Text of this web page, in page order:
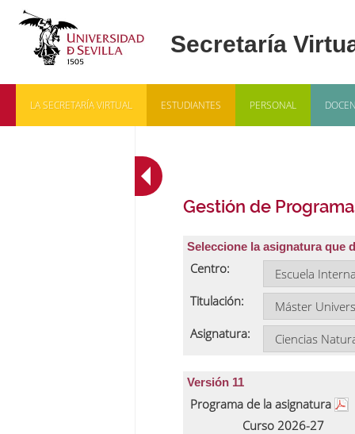
LA SECRETARÍA VIRTUAL ESTUDIANTES PERSONAL
Gestión de
Seleccione la asignatura que
Centro:
Titulación:
Asignatura:
Versión 11
Programa de la asignatura
Curso 2026-27